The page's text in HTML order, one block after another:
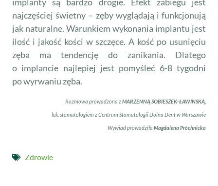
najczęściej świetny – zęby wyglądają i funkcjonują
jak naturalne. Warunkiem wykonania implantu jest
ilość i jakość kości w szczęce. A kość po usunięciu
zęba ma tendencję do zanikania. Dlatego
o implancie najlepiej jest pomyśleć 6-8 tygodni
po wyrwaniu zęba.
Rozmowa prowadzona zMARZENNĄ SOBIESZEK-ŁAWINSKĄ,
lek. stomatologiem z Centrum Stomatologii Dolna Dent w Warszawie
Wywiad prowadziła Magdalena Próchnicka
Zdrowie